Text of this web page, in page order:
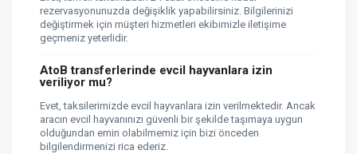
rezervasyonunuzda değişiklik yapabilirsiniz. Bilgilerinizi
değiştirmek için müşteri hizmetleri ekibimizle iletişime
geçmeniz yeterlidir.
AtoB transferlerinde evcil hayvanlara izin
veriliyor mu?
Evet, taksilerimizde evcil hayvanlara izin verilmektedir. Ancak
aracın evcil hayvanınızı güvenli bir şekilde taşımaya uygun
olduğundan emin olabilmemiz için bizi önceden
bilgilendirmenizi rica ederiz.